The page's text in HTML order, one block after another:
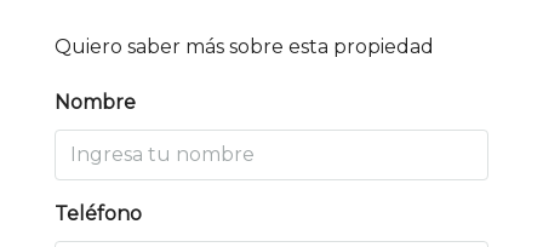
Quiero saber más sobre esta propiedad
Nombre
Teléfono